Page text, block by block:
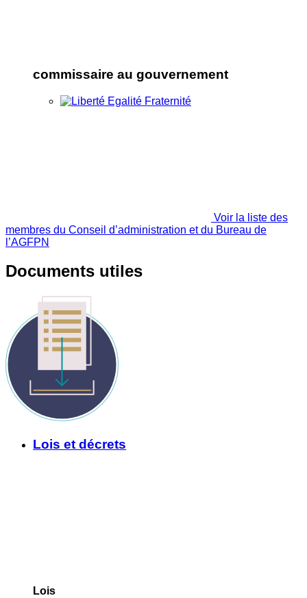
commissaire au gouvernement
Voir la liste des
membres du Conseil d’administration et du Bureau de
l’AGFPN
Documents utiles
Lois et décrets
Lois